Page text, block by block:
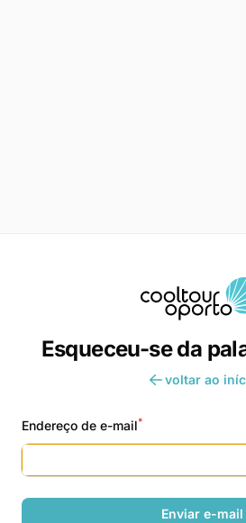
Esqueceu-se da
voltar ao
Endereço de e-mail*
Enviar e-mail